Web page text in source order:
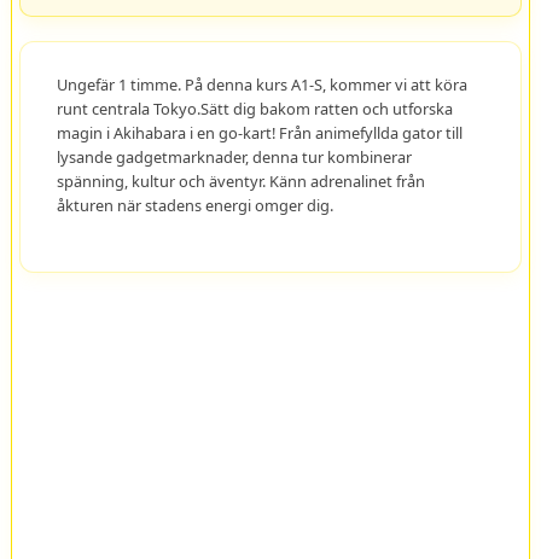
Ungefär 1 timme. På denna kurs A1-S, kommer vi att köra
runt centrala Tokyo.Sätt dig bakom ratten och utforska
magin i Akihabara i en go-kart! Från animefyllda gator till
lysande gadgetmarknader, denna tur kombinerar
spänning, kultur och äventyr. Känn adrenalinet från
åkturen när stadens energi omger dig.